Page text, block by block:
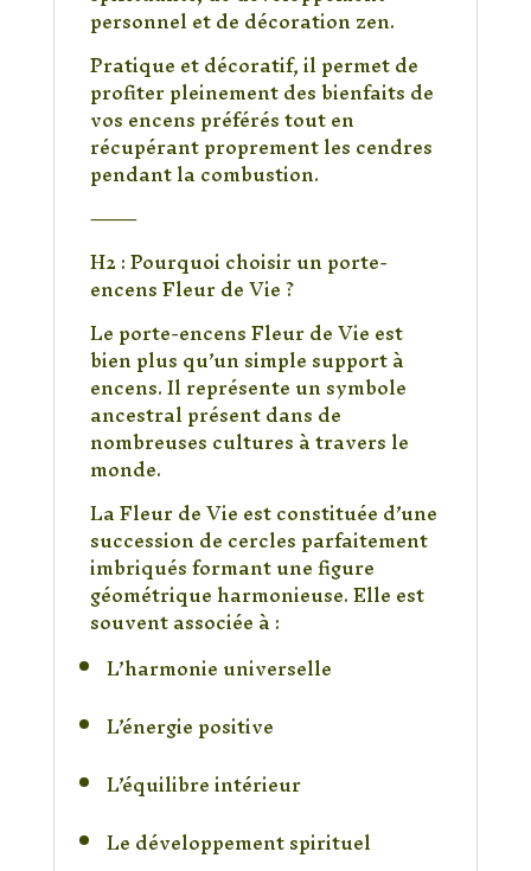
personnel et de décoration zen.
Pratique et décoratif, il permet de
profiter pleinement des bienfaits de
vos encens préférés tout en
récupérant proprement les cendres
pendant la combustion.
⸻
H2 : Pourquoi choisir un porte-
encens Fleur de Vie ?
Le porte-encens Fleur de Vie est
bien plus qu’un simple support à
encens. Il représente un symbole
ancestral présent dans de
nombreuses cultures à travers le
monde.
La Fleur de Vie est constituée d’une
succession de cercles parfaitement
imbriqués formant une figure
géométrique harmonieuse. Elle est
souvent associée à :
L’harmonie universelle
L’énergie positive
L’équilibre intérieur
Le développement spirituel